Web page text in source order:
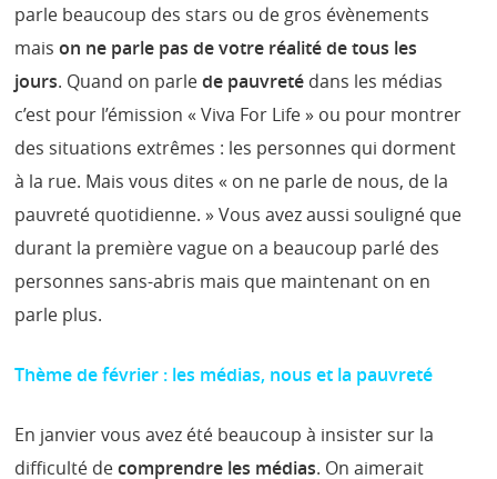
parle beaucoup des stars ou de gros évènements
maison ne parle pas de votre réalité de tous les
jours. Quand on parlede pauvreté dans les médias
c’est pour l’émission « Viva For Life » ou pour montrer
des situations extrêmes : les personnes qui dorment
à la rue. Mais vous dites « on ne parle de nous, de la
pauvreté quotidienne. » Vous avez aussi souligné que
durant la première vague on a beaucoup parlé des
personnes sans-abris mais que maintenant on en
parle plus.
Thème de février : les médias, nous et la pauvreté
En janvier vous avez été beaucoup à insister sur la
difficulté decomprendre les médias. On aimerait